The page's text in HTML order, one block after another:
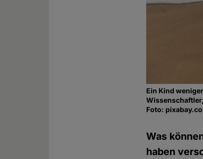
Ein Kind
Foto:
Was
haben